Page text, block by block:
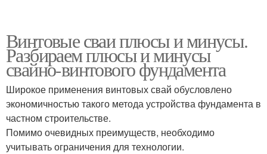
Винтовые сваи плюсы и минусы.
Разбираем плюсы и минусы
свайно-винтового фундамента
Широкое применения винтовых свай обусловлено
экономичностью такого метода устройства фундамента в
частном строительстве.
Помимо очевидных преимуществ, необходимо
учитывать ограничения для технологии.